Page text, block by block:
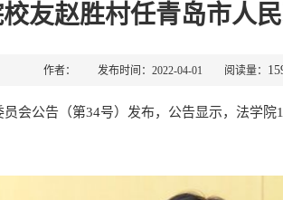
友赵胜村任青岛市人
作者： 发布时间：2022-04-01 阅读量：
会公告（第34号）发布，公告显示，法学